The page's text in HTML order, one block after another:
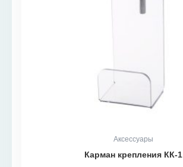
Аксессуары
Карман крепления КК-1